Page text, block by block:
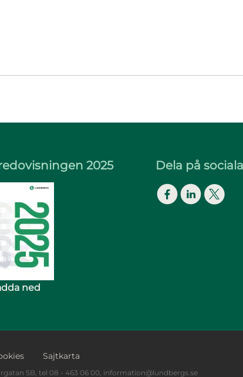
2025
ned
Dela på
FacebookLinkedInTwitter
Sajtkarta
5B, tel 08 - 463 06 00, information@lundbergs.se